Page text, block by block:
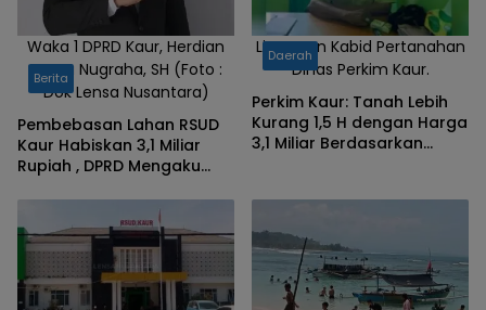
Waka 1 DPRD Kaur, Herdian
Sapta Nugraha, SH (Foto :
Dok Lensa Nusantara)
Berita
Pembebasan Lahan RSUD
Kaur Habiskan 3,1 Miliar
Rupiah , DPRD Mengaku
Linarman Kabid Pertanahan
Dinas Perkim Kaur.
Daerah
Perkim Kaur: Tanah Lebih
Kurang 1,5 H dengan Harga
3,1 Miliar Berdasarkan